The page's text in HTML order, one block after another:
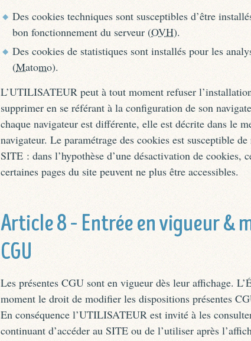
Des cookies techniques sont susceptibles d’être
bon fonctionnement du serveur (OVH).
Des cookies de statistiques sont installés pour les
(Matomo).
L’UTILISATEUR peut à tout moment refuser
supprimer en se référant à la configuration de son
chaque navigateur est différente, elle est décrite dans le
navigateur. Le paramétrage des cookies est susceptible
SITE : dans l’hypothèse d’une désactivation de cookies,
certaines pages du site peuvent ne plus être accessibles.
Article 8 – Entrée en vigueur &
CGU
Les présentes CGU sont en vigueur dès leur affichage.
moment le droit de modifier les dispositions présentes
En conséquence l’UTILISATEUR est invité à les
continuant d’accéder au SITE ou de l’utiliser après